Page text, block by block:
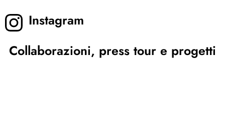
Instagram
Collaborazioni, press tour e progetti